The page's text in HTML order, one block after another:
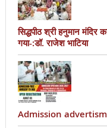
सिद्धपीठ श्री हनुमान मंदिर
गया-:डॉ. राजेश भाटिया
Admission